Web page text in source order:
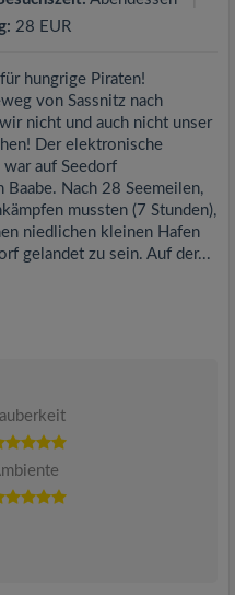
28 EUR
hungrige Piraten!
von Sassnitz nach
nicht und auch nicht unser
Der elektronische
war auf Seedorf
Nach 28 Seemeilen,
mussten (7 Stunden),
niedlichen kleinen Hafen
gelandet zu sein. Auf der...